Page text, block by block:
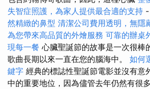
失智症照護，為家人提供最合適的支持 -
然精緻的鼻型 清潔公司費用透明，無隱
為您帶來高品質的外燴服務 可靠的辦桌
現每一餐 心臟聖誕節的故事是一次很棒
歌曲長期以來一直在您的腦海中。 如何
鍵字 經典的標誌性聖誕節電影並沒有意
中的重要地位，因為儘管去年仍然有很